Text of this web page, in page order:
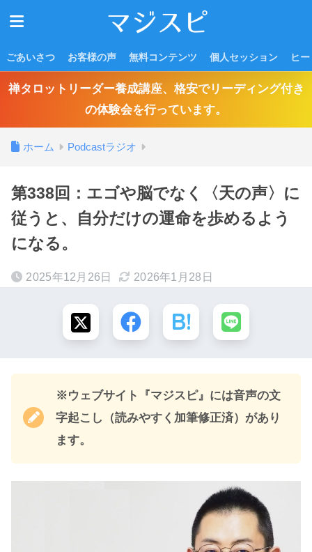
ごあいさつ お客様の声 無料コンテンツ 個人セッション ヒ
禅タロットリーダー養成講座、格安でリーディング付き
の体験会を行っています。
ホーム Podcastラジオ
第338回：エゴや脳でなく〈天の声〉に
従うと、自分だけの運命を歩めるよう
になる。
2025年12月26日 2026年1月28日
※ウェブサイト『マジスピ』には音声の文
字起こし（読みやすく加筆修正済）があり
ます。